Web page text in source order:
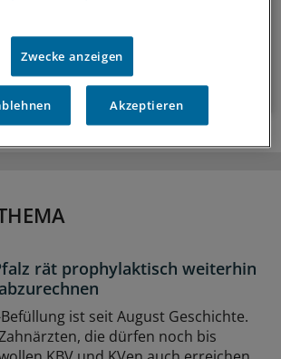
monatlich (Samstag)
bitte anmelden
rät prophylaktisch weiterhin
ist seit August Geschichte.
die dürfen noch bis
Zwecke anzeigen
Akzeptieren